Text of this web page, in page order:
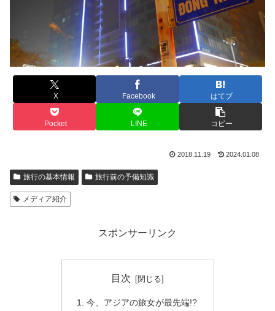
X Facebook はてブ
Pocket LINE コピー
2018.11.19 2024.01.08
旅行の基本情報 旅行前の予備知識
メディア紹介
スポンサーリンク
目次
今、アジアの旅女が最先端!?